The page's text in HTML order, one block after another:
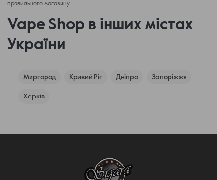
правильного магазину.
Vape Shop в інших містах
України
Миргород Кривий Ріг Дніпро Запоріжжя
Харків